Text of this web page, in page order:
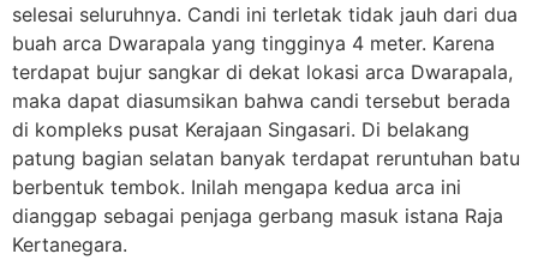
selesai seluruhnya. Candi ini terletak tidak jauh dari dua
buah arca Dwarapala yang tingginya 4 meter. Karena
terdapat bujur sangkar di dekat lokasi arca Dwarapala,
maka dapat diasumsikan bahwa candi tersebut berada
di kompleks pusat Kerajaan Singasari. Di belakang
patung bagian selatan banyak terdapat reruntuhan batu
berbentuk tembok. Inilah mengapa kedua arca ini
dianggap sebagai penjaga gerbang masuk istana Raja
Kertanegara.